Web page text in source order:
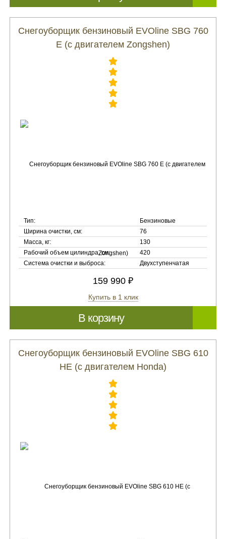
Снегоуборщик бензиновый EVOline SBG 760
E (с двигателем Zongshen)
Тип:
Бензиновые
Ширина очистки, см:
76
Масса, кг:
130
Рабочий объем цилиндра, см:
420
Система очистки и выброса:
Двухступенчатая
159 990 ₽
Купить в 1 клик
В корзину
Снегоуборщик бензиновый EVOline SBG 610
HE (с двигателем Honda)